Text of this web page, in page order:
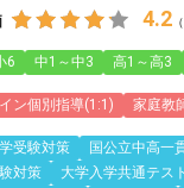
4.2
6 中1～中3 高1～高3
ン個別指導(1:1) 家庭教
受験対策
国公立中高一
対策
大学入学共通テス